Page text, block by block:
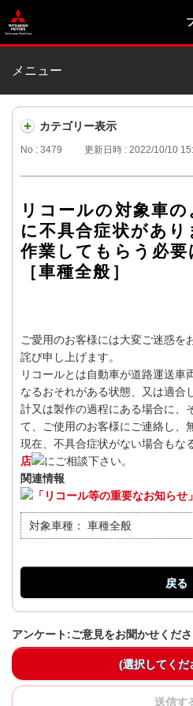
メニュー
カテゴリー表示
No : 3479 更新日時 : 2022/10/10
リコールの対象車
に不具合症状があ
作業してもらう必要
［車種全般］
ご愛用のお客様には大変ご迷惑を
詫び申し上げます。
リコールとは自動車が道路運送車
なるおそれがある状態、又は適合
計又は製作の過程にある場合に、
て、ご使用のお客様にご連絡し、
現在、不具合症状がない場合もな
店
にご相談下さい。
関連情報
「リコール等の重要なお知ら
対象車種： 車種全般
戻る
アンケート:ご意見をお聞かせくだ
(選択してくだ
送信す